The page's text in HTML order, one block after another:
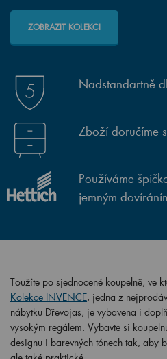
ZOBRAZIT KOLEKCI
Nadstandartně
Zboží doručíme
Používáme
jemným
Toužíte po sjednocené koupelně, ve
Kolekce INVENCE, jedna z
nábytku Dřevojas, je vybavena i
vysokým regálem. Vybavte si
designu i barevných tónech tak, aby